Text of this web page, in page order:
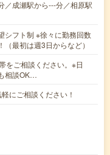
／成瀬駅から---分／相原駅
シフト制 ※徐々に勤務回数
最初は週3日からなど）
をご相談ください。※日
相談OK…
にご相談ください！